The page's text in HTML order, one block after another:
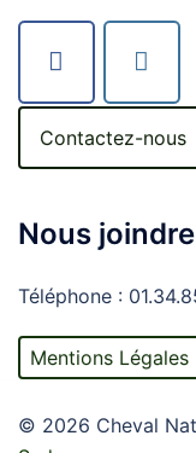
Contactez-nous
Nous joindre
Téléphone :
Mentions Légales
© 2026 Cheval